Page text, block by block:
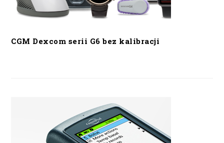
CGM Dexcom serii G6 bez kalibracji